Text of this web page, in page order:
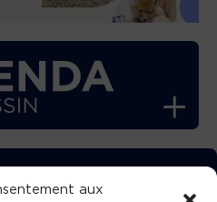
aux
GRATUITEMENT